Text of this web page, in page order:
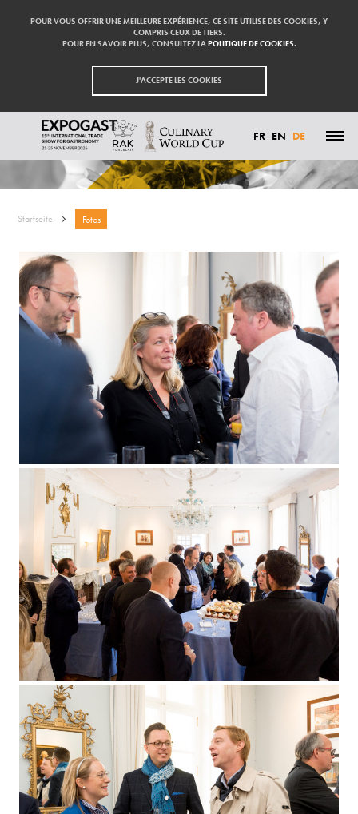
POUR VOUS OFFRIR UNE MEILLEURE EXPÉRIENCE, CE SITE UTILISE DES COOKIES, Y
COMPRIS CEUX DE TIERS.
POUR EN SAVOIR PLUS, CONSULTEZ LAPOLITIQUE DE COOKIES.
J'ACCEPTE LES COOKIES
FR EN DE
HIGHLIGHTS
TEILNEHMEN
BESUCHEN
PARTNER
FOTOS
Startseite Fotos